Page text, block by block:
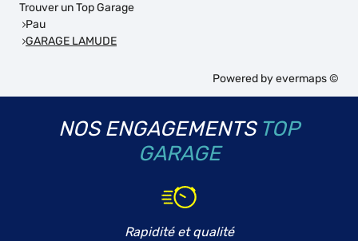
Trouver un Top Garage
Pau
GARAGE LAMUDE
Powered byevermaps ©
NOS ENGAGEMENTS TOP
GARAGE
Rapidité et qualité